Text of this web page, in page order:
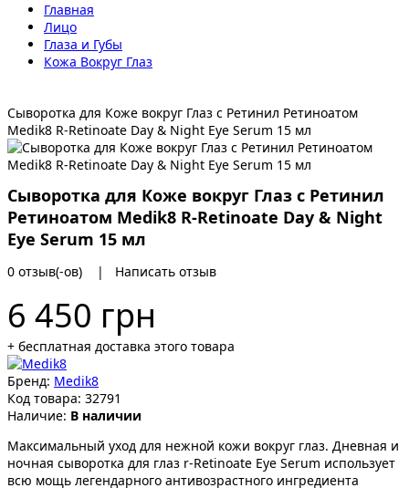
Главная
Лицо
Глаза и Губы
Кожа Вокруг Глаз
Сыворотка для Коже вокруг Глаз с Ретинил Ретиноатом
Medik8 R-Retinoate Day & Night Eye Serum 15 мл
Сыворотка для Коже вокруг Глаз с Ретинил
Ретиноатом Medik8 R-Retinoate Day & Night
Eye Serum 15 мл
0 отзыв(-ов) | Написать отзыв
6 450 грн
+ бесплатная доставка этого товара
Бренд: Medik8
Код товара: 32791
Наличие: В наличии
Максимальный уход для нежной кожи вокруг глаз. Дневная и
ночная сыворотка для глаз r-Retinoate Eye Serum использует
всю мощь легендарного антивозрастного ингредиента